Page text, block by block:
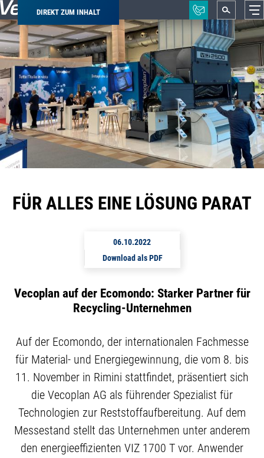
DIREKT ZUM INHALT
Pfadnavigation
FÜR ALLES EINE LÖSUNG PARAT
06.10.2022
Download als PDF
Vecoplan auf der Ecomondo: Starker Partner für
Recycling-Unternehmen
Auf der Ecomondo, der internationalen Fachmesse
für Material- und Energiegewinnung, die vom 8. bis
11. November in Rimini stattfindet, präsentiert sich
die Vecoplan AG als führender Spezialist für
Technologien zur Reststoffaufbereitung. Auf dem
Messestand stellt das Unternehmen unter anderem
den energieeffizienten VIZ 1700 T vor. Anwender